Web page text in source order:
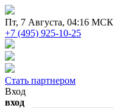
Пт, 7 Августа, 04:16 МСК
+7 (495) 925-10-25
Стать партнером
Вход
вход